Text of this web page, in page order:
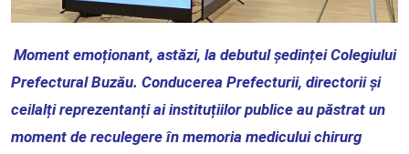
Moment emoționant, astăzi, la debutul ședinței Colegiului
Prefectural Buzău. Conducerea Prefecturii, directorii și
ceilalți reprezentanți ai instituțiilor publice au păstrat un
moment de reculegere în memoria medicului chirurg